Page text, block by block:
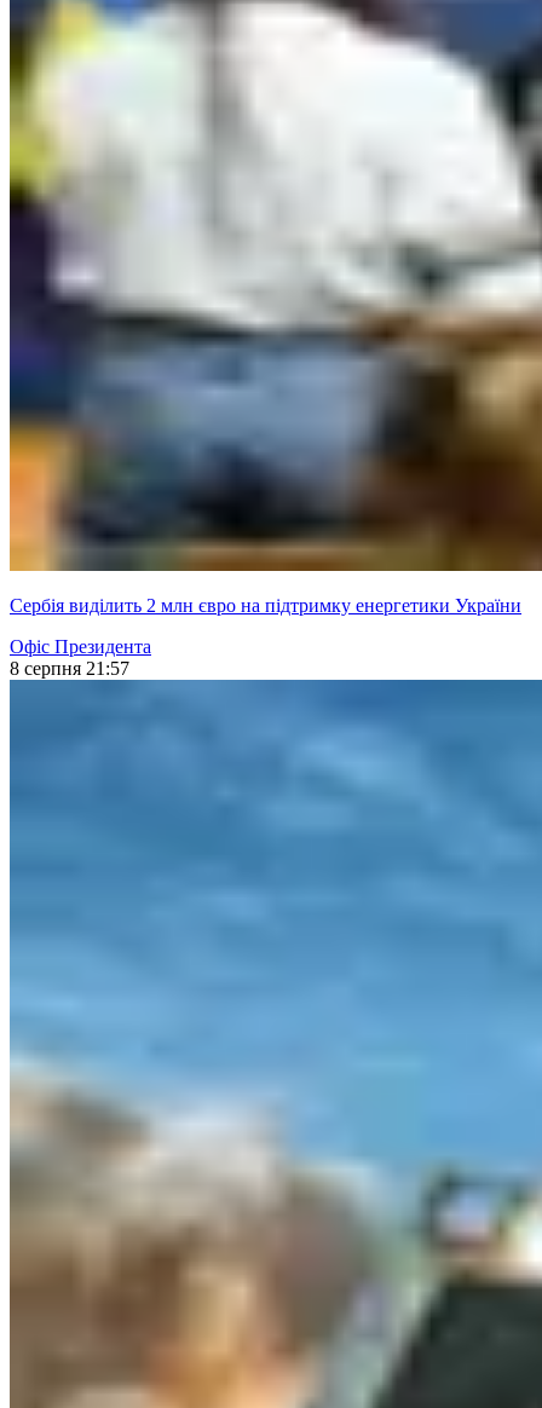
Сербія виділить 2 млн євро на підтримку енергетики України
Офіс Президента
8 серпня 21:57